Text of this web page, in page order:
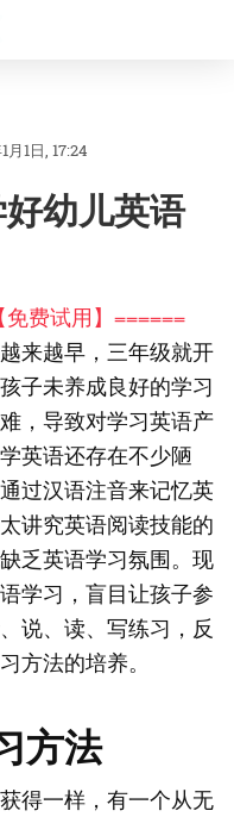
月1日, 17:24
幼儿英语
免费试用】======
来越早，三年级就开
子未养成良好的学习
，导致对学习英语产
英语还存在不少陋
过汉语注音来记忆英
讲究英语阅读技能的
乏英语学习氛围。现
学习，盲目让孩子参
说、读、写练习，反
方法的培养。
方法
一样，有一个从无